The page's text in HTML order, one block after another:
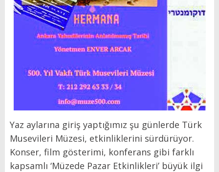
Yaz aylarına giriş yaptığımız şu günlerde Türk
Musevileri Müzesi, etkinliklerini sürdürüyor.
Konser, film gösterimi, konferans gibi farklı
kapsamlı ‘Müzede Pazar Etkinlikleri’ büyük ilgi